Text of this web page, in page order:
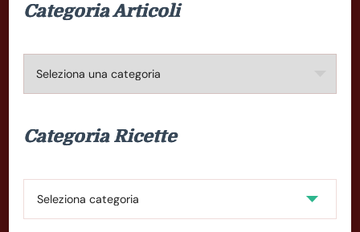
Categoria Articoli
Categoria Ricette